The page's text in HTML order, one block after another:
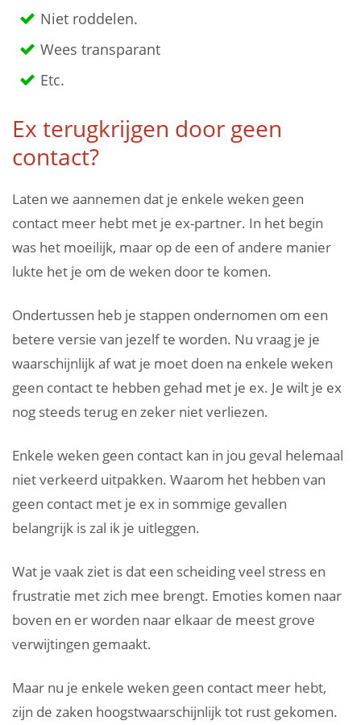
Niet roddelen.
Wees transparant
Etc.
Ex terugkrijgen door geen
contact?
Laten we aannemen dat je enkele weken geen
contact meer hebt met je ex-partner. In het begin
was het moeilijk, maar op de een of andere manier
lukte het je om de weken door te komen.
Ondertussen heb je stappen ondernomen om een
betere versie van jezelf te worden. Nu vraag je je
waarschijnlijk af wat je moet doen na enkele weken
geen contact te hebben gehad met je ex. Je wilt je ex
nog steeds terug en zeker niet verliezen.
Enkele weken geen contact kan in jou geval helemaal
niet verkeerd uitpakken. Waarom het hebben van
geen contact met je ex in sommige gevallen
belangrijk is zal ik je uitleggen.
Wat je vaak ziet is dat een scheiding veel stress en
frustratie met zich mee brengt. Emoties komen naar
boven en er worden naar elkaar de meest grove
verwijtingen gemaakt.
Maar nu je enkele weken geen contact meer hebt,
zijn de zaken hoogstwaarschijnlijk tot rust gekomen.